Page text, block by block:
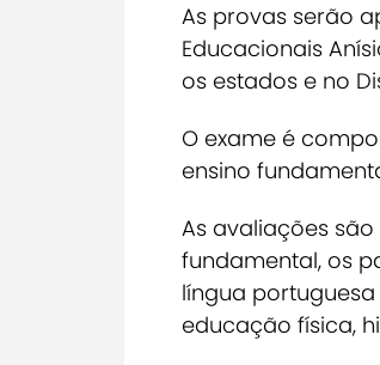
As provas serão
Educacionais
os estados e no
O exame é
ensino
As avaliações
fundamental, os
língua
educação física,